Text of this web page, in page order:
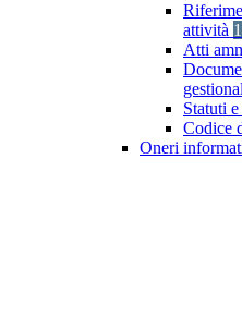
attività
Atti
Statuti
Codice
Oneri